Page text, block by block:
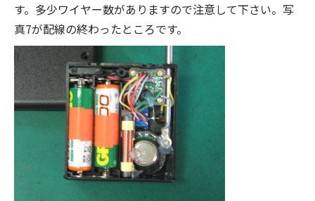
す。多少ワイヤー数がありますので注意して下さい。写
真7が配線の終わったところです。